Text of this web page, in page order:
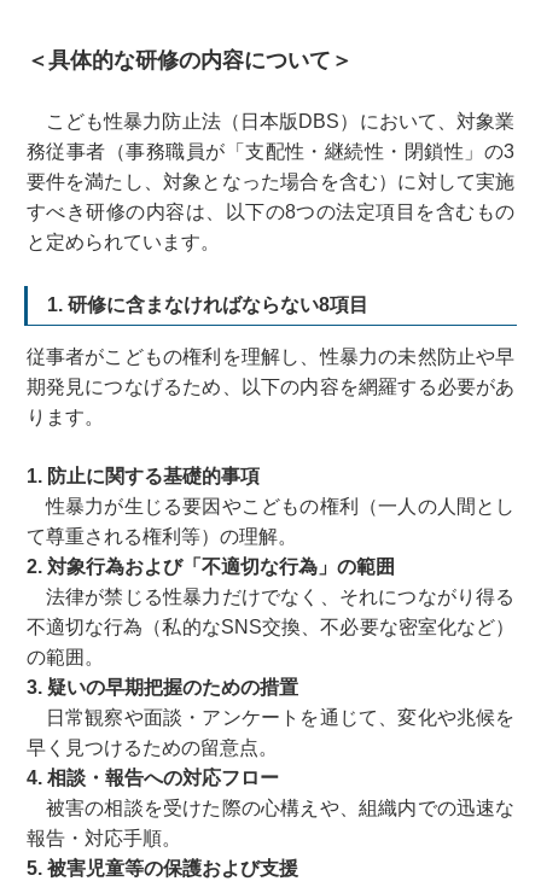
＜具体的な研修の内容について＞
こども性暴力防止法（日本版DBS）において、対象業
務従事者（事務職員が「支配性・継続性・閉鎖性」の3
要件を満たし、対象となった場合を含む）に対して実施
すべき研修の内容は、以下の8つの法定項目を含むもの
と定められています。
1. 研修に含まなければならない8項目
従事者がこどもの権利を理解し、性暴力の未然防止や早
期発見につなげるため、以下の内容を網羅する必要があ
ります。
1. 防止に関する基礎的事項
性暴力が生じる要因やこどもの権利（一人の人間とし
て尊重される権利等）の理解。
2. 対象行為および「不適切な行為」の範囲
法律が禁じる性暴力だけでなく、それにつながり得る
不適切な行為（私的なSNS交換、不必要な密室化など）
の範囲。
3. 疑いの早期把握のための措置
日常観察や面談・アンケートを通じて、変化や兆候を
早く見つけるための留意点。
4. 相談・報告への対応フロー
被害の相談を受けた際の心構えや、組織内での迅速な
報告・対応手順。
5. 被害児童等の保護および支援